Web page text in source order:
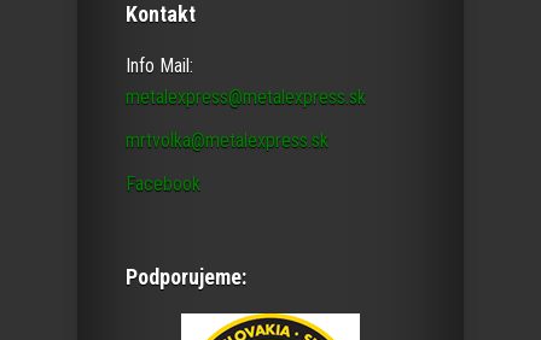
Kontakt
Info Mail:
metalexpress@metalexpress.sk
mrtvolka@metalexpress.sk
Facebook
Podporujeme: